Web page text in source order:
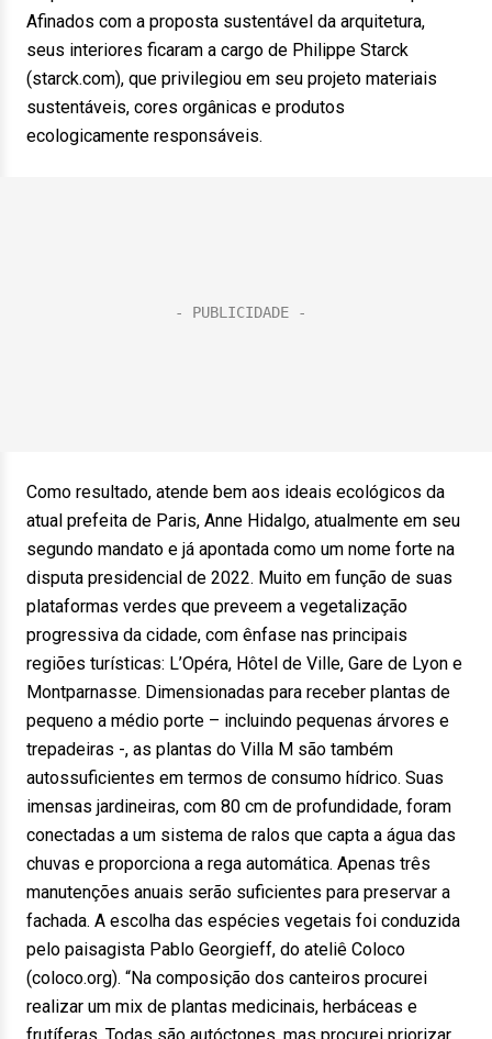
Afinados com a proposta sustentável da arquitetura,
seus interiores ficaram a cargo de Philippe Starck
(starck.com), que privilegiou em seu projeto materiais
sustentáveis, cores orgânicas e produtos
ecologicamente responsáveis.
Como resultado, atende bem aos ideais ecológicos da
atual prefeita de Paris, Anne Hidalgo, atualmente em seu
segundo mandato e já apontada como um nome forte na
disputa presidencial de 2022. Muito em função de suas
plataformas verdes que preveem a vegetalização
progressiva da cidade, com ênfase nas principais
regiões turísticas: L’Opéra, Hôtel de Ville, Gare de Lyon e
Montparnasse. Dimensionadas para receber plantas de
pequeno a médio porte – incluindo pequenas árvores e
trepadeiras -, as plantas do Villa M são também
autossuficientes em termos de consumo hídrico. Suas
imensas jardineiras, com 80 cm de profundidade, foram
conectadas a um sistema de ralos que capta a água das
chuvas e proporciona a rega automática. Apenas três
manutenções anuais serão suficientes para preservar a
fachada. A escolha das espécies vegetais foi conduzida
pelo paisagista Pablo Georgieff, do ateliê Coloco
(coloco.org). “Na composição dos canteiros procurei
realizar um mix de plantas medicinais, herbáceas e